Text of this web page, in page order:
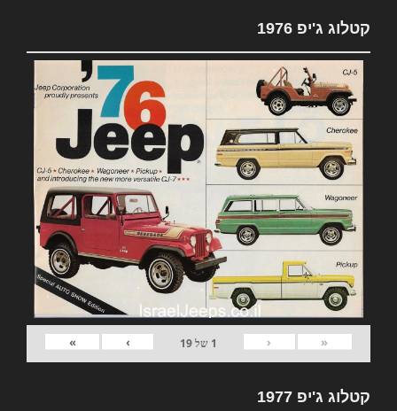
קטלוג ג'יפ 1976
«
‹
1 של19
›
»
קטלוג ג'יפ 1977